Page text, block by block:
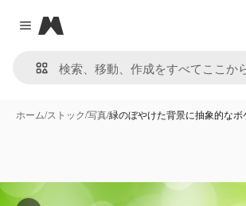
Close menu
Magnific
ホーム/ストック/写真/緑のぼやけた背景に抽象的なボ